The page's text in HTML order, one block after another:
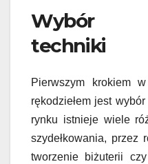
Wybór
techniki
Pierwszym krokiem
rękodziełem jest
rynku istnieje wiele
szydełkowania, przez
tworzenie biżuterii